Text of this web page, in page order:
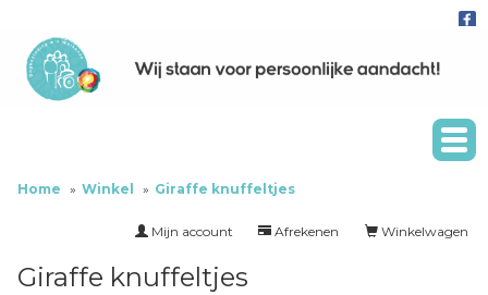
Home Winkel Giraffe knuffeltjes
Winkelwagen
Afrekenen
Mijn account
Giraffe knuffeltjes